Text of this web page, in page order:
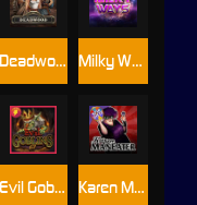
Evil Goblins xBomb
Deadwood xNudge Milky Ways
Karen Maneater